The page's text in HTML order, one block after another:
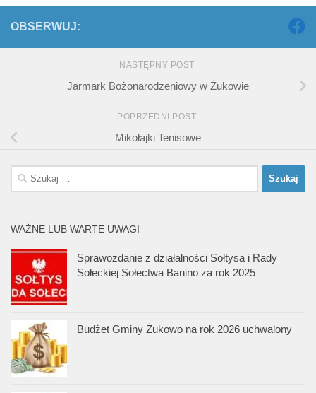
OBSERWUJ:
NASTĘPNY POST
Jarmark Bożonarodzeniowy w Żukowie
POPRZEDNI POST
Mikołajki Tenisowe
Szukaj:
WAŻNE LUB WARTE UWAGI
Sprawozdanie z działalności Sołtysa i Rady
Sołeckiej Sołectwa Banino za rok 2025
Budżet Gminy Żukowo na rok 2026 uchwalony